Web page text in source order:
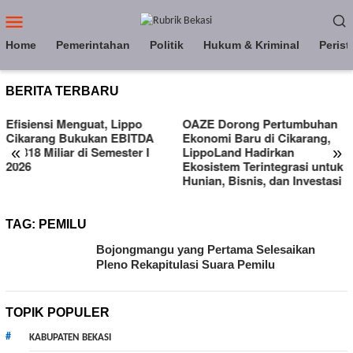
ke
kontenMobile
Home Pemerintahan Politik Hukum & Kriminal
BERITA TERBARU
« »
Efisiensi Menguat, Lippo
Cikarang Bukukan EBITDA
Rp318 Miliar di Semester I
2026
OAZE Dorong Pertumbuhan
Ekonomi Baru di Cikarang,
LippoLand Hadirkan
Ekosistem Terintegrasi untuk
Hunian, Bisnis, dan Investasi
TAG: PEMILU
Bojongmangu yang Pertama Selesaikan
Pleno Rekapitulasi Suara Pemilu
TOPIK POPULER
KABUPATEN BEKASI